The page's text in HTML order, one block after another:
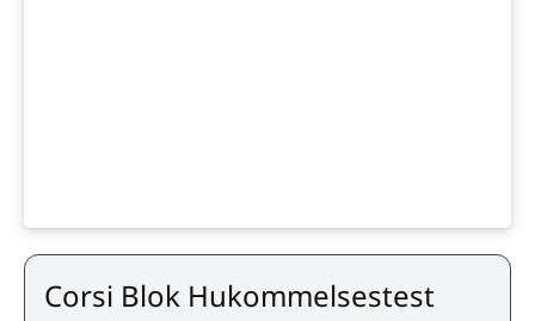
Corsi Blok Hukommelsestest